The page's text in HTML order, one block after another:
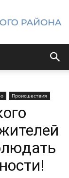
Происшествия